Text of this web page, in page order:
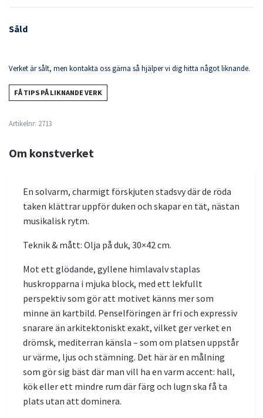
Såld
Verket är sålt, men kontakta oss gärna så hjälper vi dig hitta något liknande.
FÅ TIPS PÅ LIKNANDE VERK
Artikelnr: 2713
Om konstverket
En solvarm, charmigt förskjuten stadsvy där de röda
taken klättrar uppför duken och skapar en tät, nästan
musikalisk rytm.
Teknik & mått: Olja på duk, 30×42 cm.
Mot ett glödande, gyllene himlavalv staplas
huskropparna i mjuka block, med ett lekfullt
perspektiv som gör att motivet känns mer som
minne än kartbild. Penselföringen är fri och expressiv
snarare än arkitektoniskt exakt, vilket ger verket en
drömsk, mediterran känsla – som om platsen uppstår
ur värme, ljus och stämning. Det här är en målning
som gör sig bäst där man vill ha en varm accent: hall,
kök eller ett mindre rum där färg och lugn ska få ta
plats utan att dominera.